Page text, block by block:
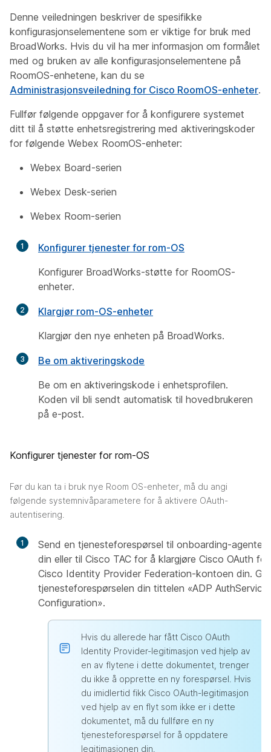
Denne veiledningen beskriver de spesifikke
konfigurasjonselementene som er viktige for bruk med
BroadWorks. Hvis du vil ha mer informasjon om formålet
med og bruken av alle konfigurasjonselementene på
RoomOS-enhetene, kan du se
Administrasjonsveiledning for Cisco RoomOS-enheter.
Fullfør følgende oppgaver for å konfigurere systemet
ditt til å støtte enhetsregistrering med aktiveringskoder
for følgende Webex RoomOS-enheter:
Webex Board-serien
Webex Desk-serien
Webex Room-serien
1
Konfigurer tjenester for rom-OS
Konfigurer BroadWorks-støtte for RoomOS-
enheter.
2
Klargjør rom-OS-enheter
Klargjør den nye enheten på BroadWorks.
3
Be om aktiveringskode
Be om en aktiveringskode i enhetsprofilen.
Koden vil bli sendt automatisk til hovedbrukeren
på e-post.
Konfigurer tjenester for rom-OS
Før du kan ta i bruk nye Room OS-enheter, må du angi
følgende systemnivåparametere for å aktivere OAuth-
autentisering.
1
Send en tjenesteforespørsel til onboarding-agenten
din eller til Cisco TAC for å klargjøre Cisco OAuth for
Cisco Identity Provider Federation-kontoen din. Gi
tjenesteforespørselen din tittelen «ADP AuthService
Configuration».
Hvis du allerede har fått Cisco OAuth
Identity Provider-legitimasjon ved hjelp av
en av flytene i dette dokumentet, trenger
du ikke å opprette en ny forespørsel. Hvis
du imidlertid fikk Cisco OAuth-legitimasjon
ved hjelp av en flyt som ikke er i dette
dokumentet, må du fullføre en ny
tjenesteforespørsel for å oppdatere
legitimasjonen din.